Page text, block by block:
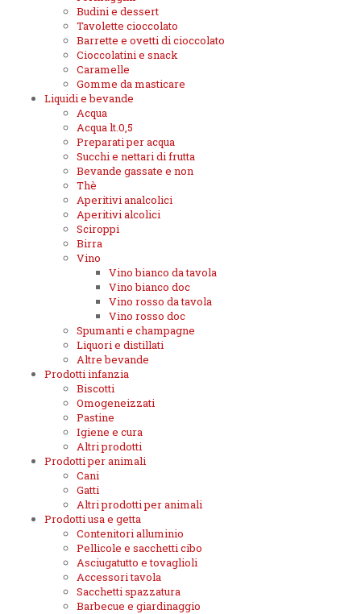
Budini e dessert
Tavolette cioccolato
Barrette e ovetti di cioccolato
Cioccolatini e snack
Caramelle
Gomme da masticare
Liquidi e bevande
Acqua
Acqua lt.0,5
Preparati per acqua
Succhi e nettari di frutta
Bevande gassate e non
Thè
Aperitivi analcolici
Aperitivi alcolici
Sciroppi
Birra
Vino
Vino bianco da tavola
Vino bianco doc
Vino rosso da tavola
Vino rosso doc
Spumanti e champagne
Liquori e distillati
Altre bevande
Prodotti infanzia
Biscotti
Omogeneizzati
Pastine
Igiene e cura
Altri prodotti
Prodotti per animali
Cani
Gatti
Altri prodotti per animali
Prodotti usa e getta
Contenitori alluminio
Pellicole e sacchetti cibo
Asciugatutto e tovaglioli
Accessori tavola
Sacchetti spazzatura
Barbecue e giardinaggio